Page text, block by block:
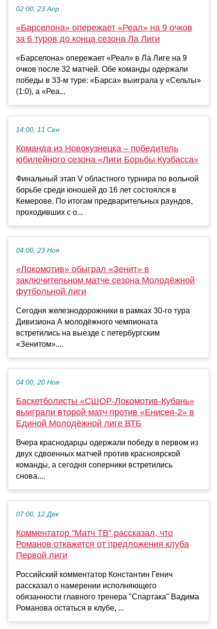
02:00, 23 Апр
«Барселона» опережает «Реал» на 9 очков
за 6 туров до конца сезона Ла Лиги
«Барселона» опережает «Реал» в Ла Лиге на 9
очков после 32 матчей. Обе команды одержали
победы в 33-м туре: «Барса» выиграла у «Сельты»
(1:0), а «Реа...
14:00, 11 Сен
Команда из Новокузнецка – победитель
юбилейного сезона «Лиги Борьбы Кузбасса»
Финальный этап V областного турнира по вольной
борьбе среди юношей до 16 лет состоялся в
Кемерове. По итогам предварительных раундов,
проходивших с о...
04:00, 23 Ноя
«Локомотив» обыграл «Зенит» в
заключительном матче сезона Молодёжной
футбольной лиги
Сегодня железнодорожники в рамках 30-го тура
Дивизиона А молодёжного чемпионата
встретились на выезде с петербургским
«Зенитом»....
04:00, 20 Ноя
Баскетболисты «СШОР-Локомотив-Кубань»
выиграли второй матч против «Енисея-2» в
Единой Молодёжной лиге ВТБ
Вчера краснодарцы одержали победу в первом из
двух сдвоенных матчей против красноярской
команды, а сегодня соперники встретились
снова....
07:00, 12 Дек
Комментатор "Матч ТВ" рассказал, что
Романов откажется от предложения клуба
Первой лиги
Российский комментатор Константин Генич
рассказал о намерении исполняющего
обязанности главного тренера "Спартака" Вадима
Романова остаться в клубе, ...